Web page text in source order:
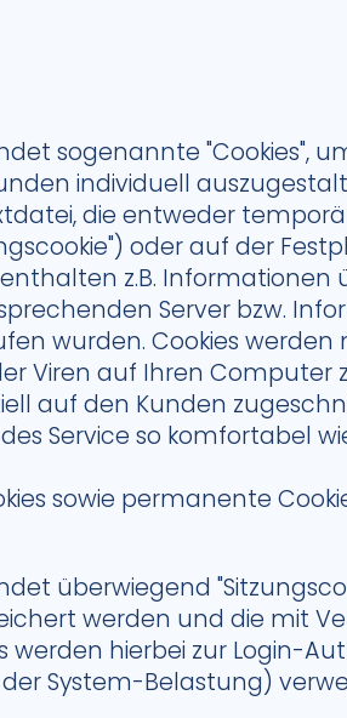
sogenannte "Cookies",
individuell
die entweder
oder auf der
z.B. Informationen
Server bzw.
wurden. Cookies werden
Viren auf Ihren Computer
auf den Kunden
Service so komfortabel
sowie permanente
überwiegend
werden und die mit
werden hierbei zur Login-
System-Belastung)